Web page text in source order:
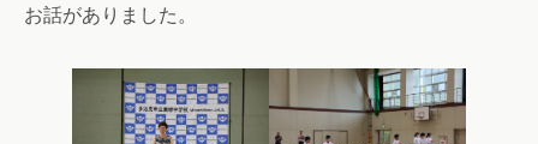
お話がありました。